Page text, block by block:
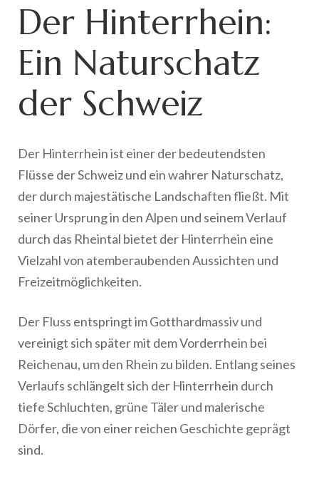
Der Hinterrhein:
Ein Naturschatz
der Schweiz
Der Hinterrhein ist einer der bedeutendsten
Flüsse der Schweiz und ein wahrer Naturschatz,
der durch majestätische Landschaften fließt. Mit
seiner Ursprung in den Alpen und seinem Verlauf
durch das Rheintal bietet der Hinterrhein eine
Vielzahl von atemberaubenden Aussichten und
Freizeitmöglichkeiten.
Der Fluss entspringt im Gotthardmassiv und
vereinigt sich später mit dem Vorderrhein bei
Reichenau, um den Rhein zu bilden. Entlang seines
Verlaufs schlängelt sich der Hinterrhein durch
tiefe Schluchten, grüne Täler und malerische
Dörfer, die von einer reichen Geschichte geprägt
sind.